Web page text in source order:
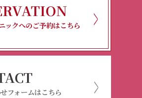
ックへのご予約はこちら
フォームはこちら